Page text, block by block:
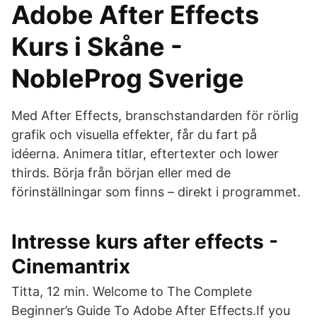
Adobe After Effects
Kurs i Skåne -
NobleProg Sverige
Med After Effects, branschstandarden för rörlig
grafik och visuella effekter, får du fart på
idéerna. Animera titlar, eftertexter och lower
thirds. Börja från början eller med de
förinställningar som finns – direkt i programmet.
Intresse kurs after effects -
Cinemantrix
Titta, 12 min. Welcome to The Complete
Beginner’s Guide To Adobe After Effects.If you